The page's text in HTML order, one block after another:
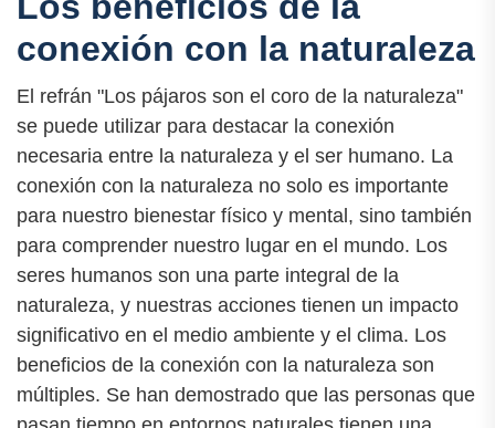
conexión con la naturaleza
El refrán "Los pájaros son el coro de la naturaleza"
se puede utilizar para destacar la conexión
necesaria entre la naturaleza y el ser humano. La
conexión con la naturaleza no solo es importante
para nuestro bienestar físico y mental, sino también
para comprender nuestro lugar en el mundo. Los
seres humanos son una parte integral de la
naturaleza, y nuestras acciones tienen un impacto
significativo en el medio ambiente y el clima. Los
beneficios de la conexión con la naturaleza son
múltiples. Se han demostrado que las personas que